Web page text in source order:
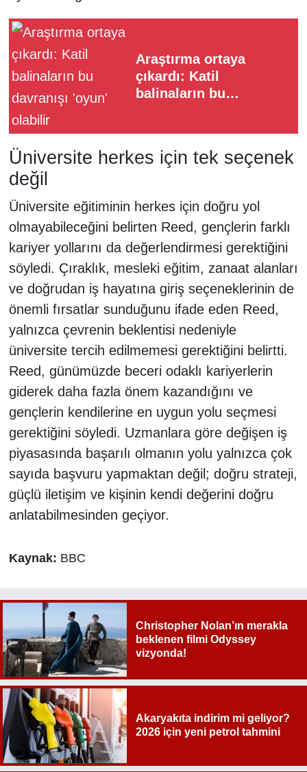
Araştırma ortaya
çıkardı: Katil
balinaların bu
Üniversite herkes için tek seçenek
değil
Üniversite eğitiminin herkes için doğru yol
olmayabileceğini belirten Reed, gençlerin farklı
kariyer yollarını da değerlendirmesi gerektiğini
söyledi. Çıraklık, mesleki eğitim, zanaat alanları
ve doğrudan iş hayatına giriş seçeneklerinin de
önemli fırsatlar sunduğunu ifade eden Reed,
yalnızca çevrenin beklentisi nedeniyle
üniversite tercih edilmemesi gerektiğini belirtti.
Reed, günümüzde beceri odaklı kariyerlerin
giderek daha fazla önem kazandığını ve
gençlerin kendilerine en uygun yolu seçmesi
gerektiğini söyledi. Uzmanlara göre değişen iş
piyasasında başarılı olmanın yolu yalnızca çok
sayıda başvuru yapmaktan değil; doğru strateji,
güçlü iletişim ve kişinin kendi değerini doğru
anlatabilmesinden geçiyor.
Kaynak: BBC
Christopher Nolan’ın merakla
beklenen filmi Odyssey
vizyonda!
Akaryakıta indirim mi geliyor?
2026 için yeni petrol tahmini